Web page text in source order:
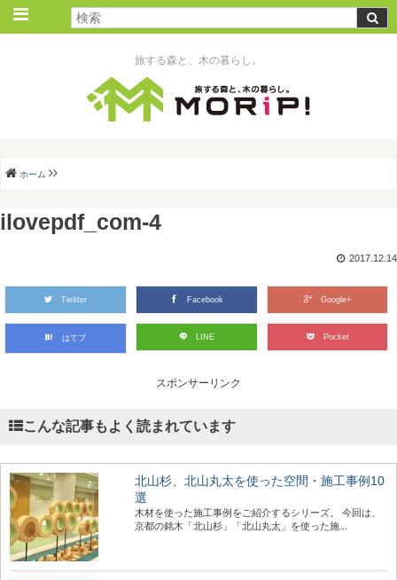
旅する森と、木の暮らし。
ホーム
ilovepdf_com-4
2017.12.14
Twitter Facebook Google+
はてブ LINE Pocket
スポンサーリンク
こんな記事もよく読まれています
北山杉、北山丸太を使った空間・施工事例10
選
木材を使った施工事例をご紹介するシリーズ。 今回は、
京都の銘木「北山杉」「北山丸太」を使った施...